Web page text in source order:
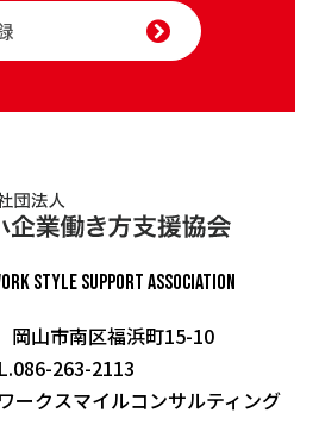
StyleSupport Association
山市南区福浜町15-10
263-2113
ークスマイルコンサルティング